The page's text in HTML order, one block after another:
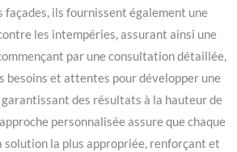
façades, ils fournissent également une
les intempéries, assurant ainsi une
par une consultation détaillée,
besoins et attentes pour développer une
des résultats à la hauteur de
personnalisée assure que chaque
solution la plus appropriée, renforçant et